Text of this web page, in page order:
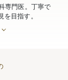
専門医。丁寧で
目指す。